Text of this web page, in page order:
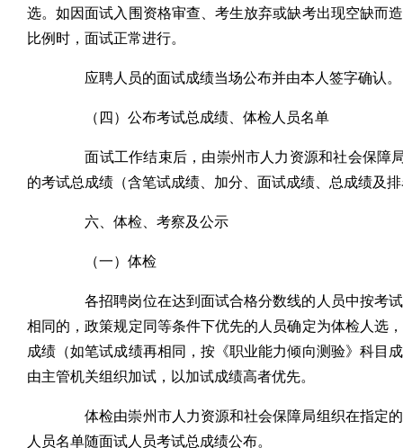
选。如因面试入围资格审查、考生放弃或缺考出现空缺而
比例时，面试正常进行。
应聘人员的面试成绩当场公布并由本人签字确认。
（四）公布考试总成绩、体检人员名单
面试工作结束后，由崇州市人力资源和社会保障
的考试总成绩（含笔试成绩、加分、面试成绩、总成绩及
六、体检、考察及公示
（一）体检
各招聘岗位在达到面试合格分数线的人员中按考
相同的，政策规定同等条件下优先的人员确定为体检人选
成绩（如笔试成绩再相同，按《职业能力倾向测验》科目
由主管机关组织加试，以加试成绩高者优先。
体检由崇州市人力资源和社会保障局组织在指定
人员名单随面试人员考试总成绩公布。